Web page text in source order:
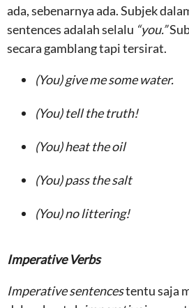
ada, sebenarnya ada. Subjek
sentences adalah selalu “you.”
secara gamblang tapi tersirat.
(You) give me some water.
(You) tell the truth!
(You) heat the oil
(You) pass the salt
(You) no littering!
Imperative Verbs
Imperative sentencestentu saja